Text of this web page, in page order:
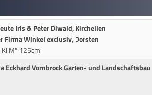
Iris & Peter Diwald, Kirchellen
Firma Winkel exclusiv, Dorsten
125cm
Eckhard Vornbrock Garten- und Landschaftsbau